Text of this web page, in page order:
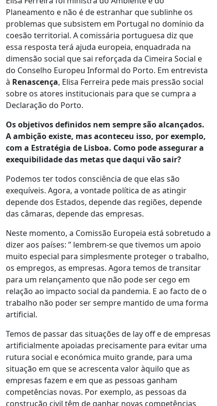
Planeamento e não é de estranhar que sublinhe os
problemas que subsistem em Portugal no domínio da
coesão territorial. A comissária portuguesa diz que
essa resposta terá ajuda europeia, enquadrada na
dimensão social que sai reforçada da Cimeira Social e
do Conselho Europeu Informal do Porto. Em entrevista
à Renascença, Elisa Ferreira pede mais pressão social
sobre os atores institucionais para que se cumpra a
Declaração do Porto.
Os objetivos definidos nem sempre são alcançados.
A ambição existe, mas aconteceu isso, por exemplo,
com a Estratégia de Lisboa. Como pode assegurar a
exequibilidade das metas que daqui vão sair?
Podemos ter todos consciência de que elas são
exequíveis. Agora, a vontade política de as atingir
depende dos Estados, depende das regiões, depende
das câmaras, depende das empresas.
Neste momento, a Comissão Europeia está sobretudo a
dizer aos países: ” lembrem-se que tivemos um apoio
muito especial para simplesmente proteger o trabalho,
os empregos, as empresas. Agora temos de transitar
para um relançamento que não pode ser cego em
relação ao impacto social da pandemia. E ao facto de o
trabalho não poder ser sempre mantido de uma forma
artificial.
Temos de passar das situações de lay off e de empresas
artificialmente apoiadas precisamente para evitar uma
rutura social e económica muito grande, para uma
situação em que se acrescenta valor àquilo que as
empresas fazem e em que as pessoas ganham
competências novas. Por exemplo, as pessoas da
construção civil têm de ganhar novas competências